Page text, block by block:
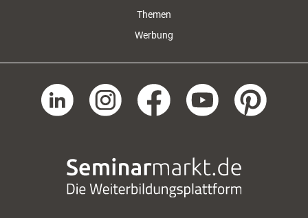
Themen
Werbung